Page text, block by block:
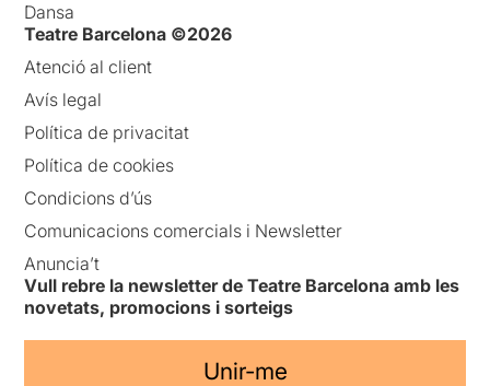
Dansa
Teatre Barcelona ©2026
Atenció al client
Avís legal
Política de privacitat
Política de cookies
Condicions d’ús
Comunicacions comercials i Newsletter
Anuncia’t
Vull rebre la newsletter de Teatre Barcelona amb les
novetats, promocions i sorteigs
Unir-me